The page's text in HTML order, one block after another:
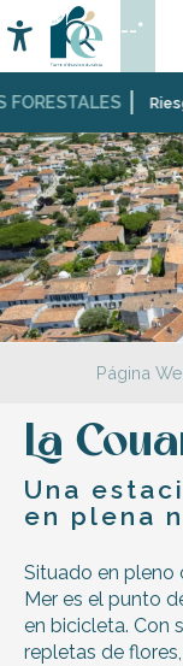
au
contenu
principal
Buscar
--°
Página
La
Una
en plena
Situado en pleno
Mer es el punto
en bicicleta. Con
repletas de